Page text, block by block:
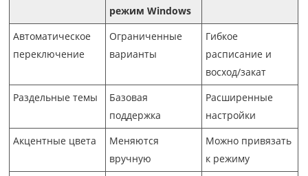
режим Windows
Автоматическое
переключение
Ограниченные
варианты
Гибкое
расписание и
восход/закат
Раздельные темы
Базовая
поддержка
Расширенные
настройки
Акцентные цвета
Меняются
вручную
Можно привязать
к режиму